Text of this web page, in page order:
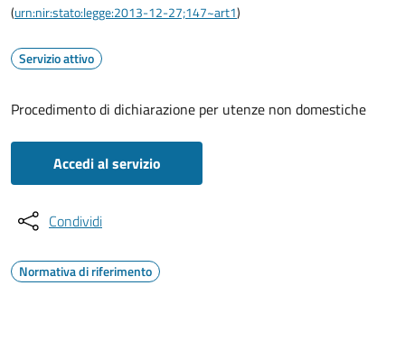
(urn:nir:stato:legge:2013-12-27;147~art1)
Servizio attivo
Procedimento di dichiarazione per utenze non domestiche
Accedi al servizio
Condividi
Normativa di riferimento